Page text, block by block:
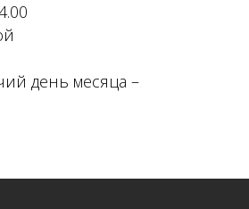
день месяца –